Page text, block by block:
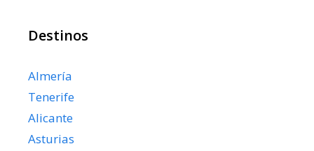
Destinos
Almería
Tenerife
Alicante
Asturias